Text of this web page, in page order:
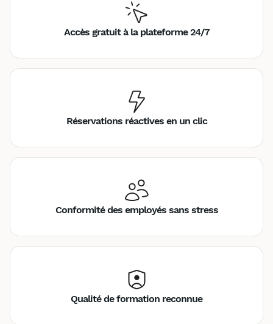
Accès gratuit à la plateforme 24/7
Réservations réactives en un clic
Conformité des employés sans stress
Qualité de formation reconnue